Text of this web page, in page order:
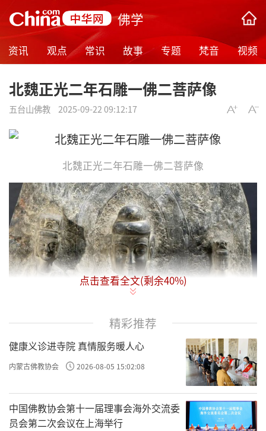
佛学
资讯 观点 常识 故事 专题 梵音 视频
北魏正光二年石雕一佛二菩萨像
五台山佛教 2025-09-22 09:12:17
北魏正光二年石雕一佛二菩萨像
点击查看全文(剩余40%)
精彩推荐
健康义诊进寺院 真情服务暖人心
内蒙古佛教协会 2026-08-05 15:02:08
中国佛教协会第十一届理事会海外交流委
员会第二次会议在上海举行